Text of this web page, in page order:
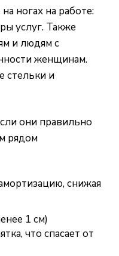
ногах на работе:
услуг. Также
и людям с
женщинам.
стельки и
они правильно
рядом
снижая
1 см)
что спасает от